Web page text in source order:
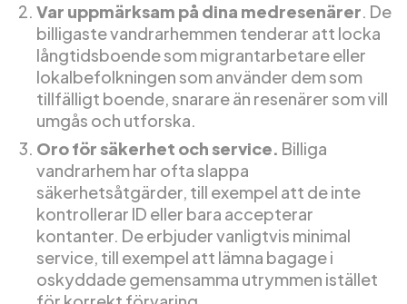
Var uppmärksam på dina medresenärer. De
billigaste vandrarhemmen tenderar att locka
långtidsboende som migrantarbetare eller
lokalbefolkningen som använder dem som
tillfälligt boende, snarare än resenärer som vill
umgås och utforska.
Oro för säkerhet och service. Billiga
vandrarhem har ofta slappa
säkerhetsåtgärder, till exempel att de inte
kontrollerar ID eller bara accepterar
kontanter. De erbjuder vanligtvis minimal
service, till exempel att lämna bagage i
oskyddade gemensamma utrymmen istället